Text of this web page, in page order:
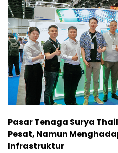
Pasar Tenaga Surya
Pesat, Namun
Infrastruktur